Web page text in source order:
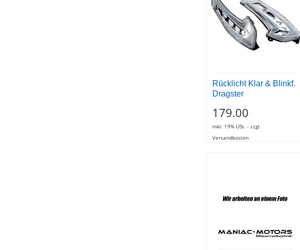
Rücklicht Klar & Blinkf.
Dragster
179.00
inkl. 19% USt. - zzgl.
Versandkosten